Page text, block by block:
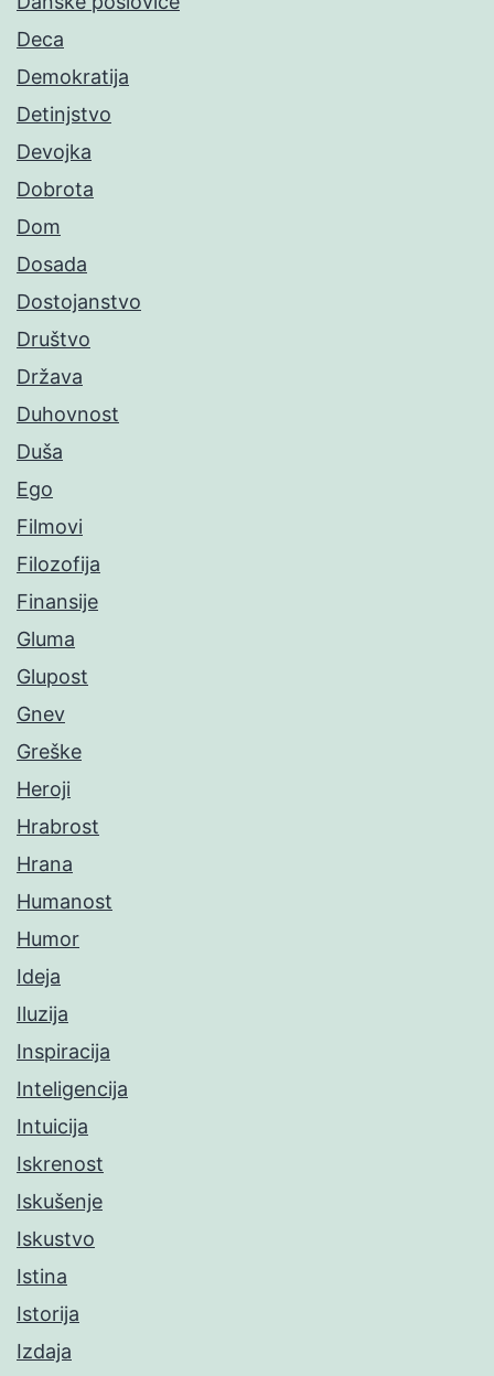
Deca
Demokratija
Detinjstvo
Devojka
Dobrota
Dom
Dosada
Dostojanstvo
Društvo
Država
Duhovnost
Duša
Ego
Filmovi
Filozofija
Finansije
Gluma
Glupost
Gnev
Greške
Heroji
Hrabrost
Hrana
Humanost
Humor
Ideja
Iluzija
Inspiracija
Inteligencija
Intuicija
Iskrenost
Iskušenje
Iskustvo
Istina
Istorija
Izdaja